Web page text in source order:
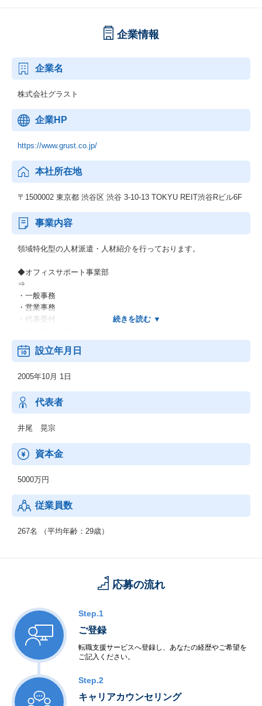
企業情報
企業名
株式会社グラスト
企業HP
https://www.grust.co.jp/
本社所在地
〒1500002 東京都 渋谷区 渋谷 3-10-13 TOKYU REIT渋谷Rビル6F
事業内容
領域特化型の人材派遣・人材紹介を行っております。
◆オフィスサポート事業部
⇒
・一般事務
・営業事務
・代表受付
ets
⇒
・介護ヘルパー
・介護士
・看護師
・看護助手
◆エージェント事業部
・人材業界
・IT業界
・不動産業界
・飲食業界
ets
設立年月日
2005年10月 1日
代表者
井尾 晃宗
資本金
5000万円
従業員数
267名 （平均年齢：29歳）
応募の流れ
Step.1
ご登録
転職支援サービスへ登録し、あなたの経歴やご希望を
ご記入ください。
Step.2
キャリアカウンセリング